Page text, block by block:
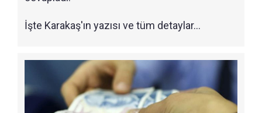
İşte Karakaş'ın yazısı ve tüm detaylar...